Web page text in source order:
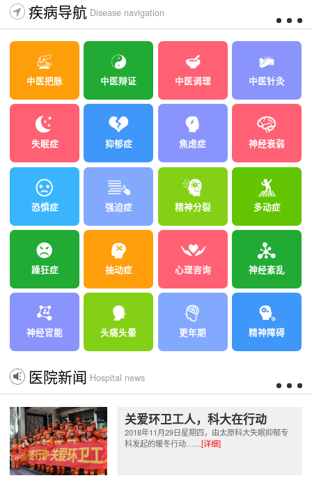
疾病导航 Disease navigation
中医把脉 中医辩证 中医调理 中医针灸
失眠症 抑郁症 焦虑症 神经衰弱
恐惧症 强迫症 精神分裂 多动症
躁狂症 抽动症 心理咨询 神经紊乱
神经官能 头痛头晕 更年期 精神障碍
医院新闻 Hospital news
关爱环卫工人，科大在行动
2018年11月29日星期四，由太原科大失眠抑郁专
科发起的暖冬行动……[详细]